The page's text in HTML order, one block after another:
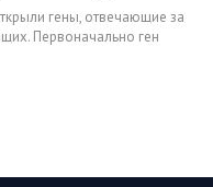
гены, отвечающие за
Первоначально ген